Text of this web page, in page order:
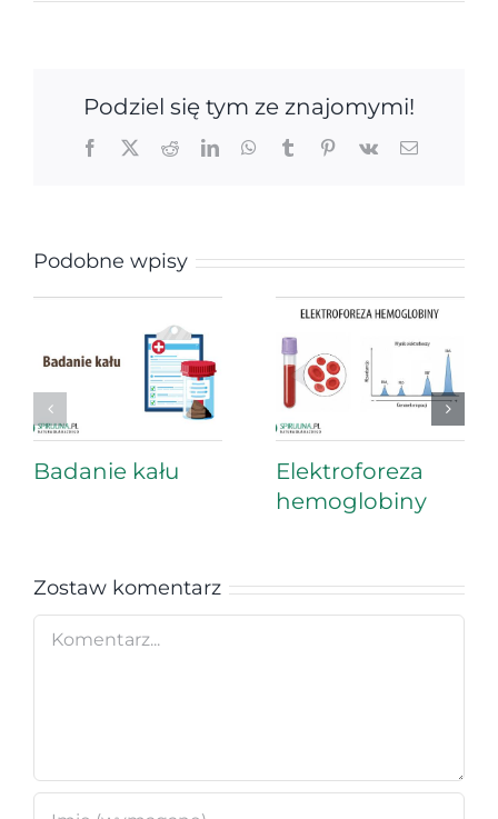
Podziel się tym ze znajomymi!
Facebook
X RedditLinkedInWhatsApp
TumblrPinterest
Vk Email
Podobne wpisy
Badanie kału
Elektroforeza
hemoglobiny
Zostaw komentarz
Comment